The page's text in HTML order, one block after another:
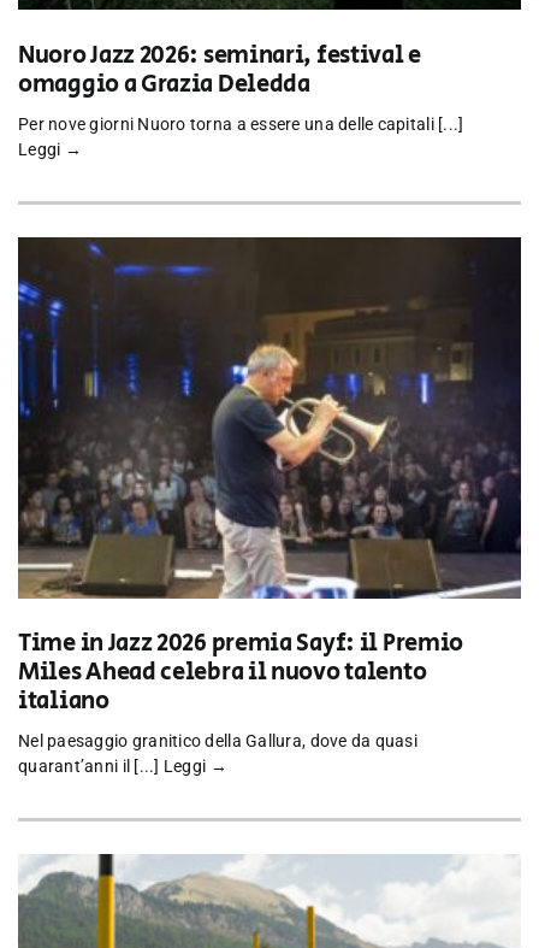
Nuoro Jazz 2026: seminari, festival e
omaggio a Grazia Deledda
Per nove giorni Nuoro torna a essere una delle capitali [...]
Leggi →
Time in Jazz 2026 premia Sayf: il Premio
Miles Ahead celebra il nuovo talento
italiano
Nel paesaggio granitico della Gallura, dove da quasi
quarant’anni il [...] Leggi →